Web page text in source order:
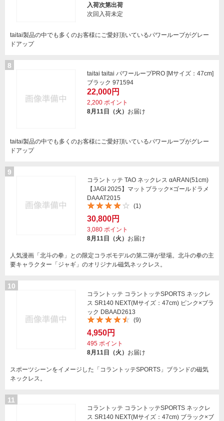
入荷次第出荷
次回入荷未定
taitai製品の中でも多くのお客様にご愛好頂いているパワーループがグレー
ドアップ
8
taitai taitai パワーループPRO [Mサイズ：47cm]
ブラック 971594
22,000円
2,200 ポイント
8月11日（火） お届け
taitai製品の中でも多くのお客様にご愛好頂いているパワーループがグレー
ドアップ
9
コラントッテ TAO ネックレス αARAN(51cm)
【JAGI 2025】マットブラック×ゴールドラメ
DAAAT2015
(1)
30,800円
3,080 ポイント
8月11日（火） お届け
人気漫画「北斗の拳」との限定コラボモデルの第二弾が登場。北斗の拳の主
要キャラクター「ジャギ」のオリジナル磁気ネックレス。
10
コラントッテ コラントッテSPORTS ネックレ
ス SR140 NEXT(Mサイズ：47cm) ピンク×ブラ
ック DBAAD2613
(9)
4,950円
495 ポイント
8月11日（火） お届け
スポーツシーンをイメージした「コラントッテSPORTS」ブランドの磁気
ネックレス。
11
コラントッテ コラントッテSPORTS ネックレ
ス SR140 NEXT(Mサイズ：47cm) ブラック×ブ